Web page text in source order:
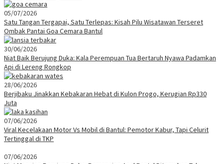
05/07/2026
Satu Tangan Tergapai, Satu Terlepas: Kisah Pilu Wisatawan Terseret
Ombak Pantai Goa Cemara Bantul
30/06/2026
Niat Baik Berujung Duka: Kala Perempuan Tua Bertaruh Nyawa Padamkan
Api di Lereng Rongkop
28/06/2026
Berjibaku Jinakkan Kebakaran Hebat di Kulon Progo, Kerugian Rp330
Juta
07/06/2026
Viral Kecelakaan Motor Vs Mobil di Bantul: Pemotor Kabur, Tapi Celurit
Tertinggal di TKP
07/06/2026